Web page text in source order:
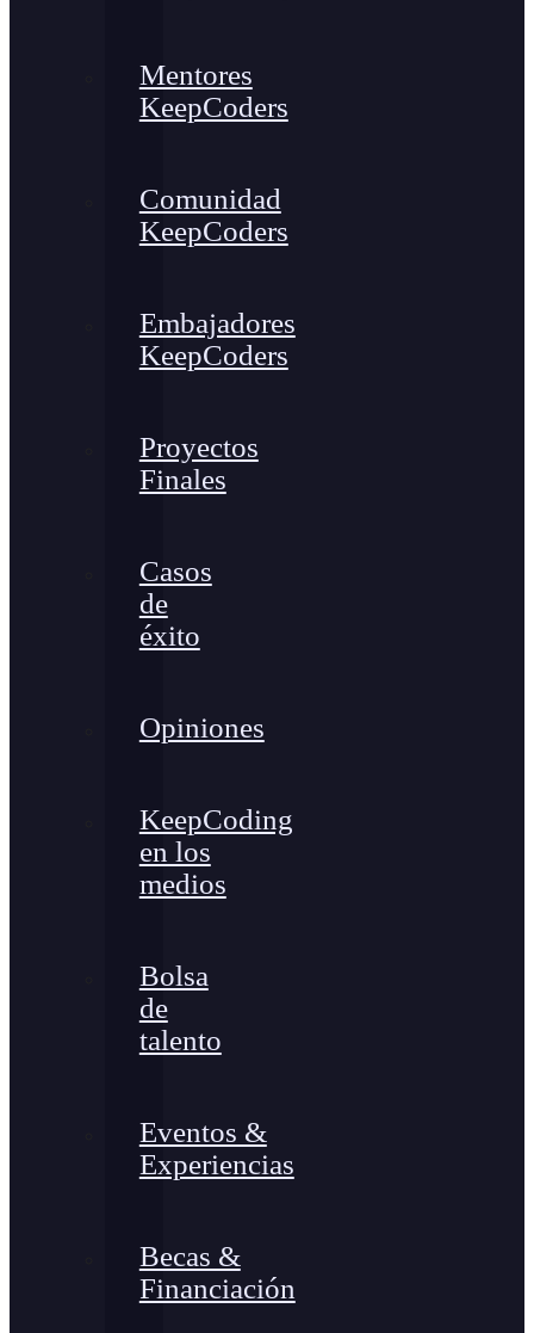
Mentores
KeepCoders
Comunidad
KeepCoders
Embajadores
KeepCoders
Proyectos
Finales
Casos
de
éxito
Opiniones
KeepCoding
en los
medios
Bolsa
de
talento
Eventos &
Experiencias
Becas &
Financiación